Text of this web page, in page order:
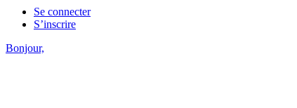
Se connecter
S’inscrire
Bonjour,